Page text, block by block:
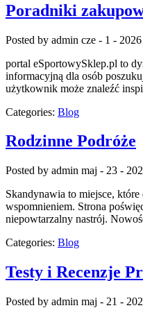
Poradniki
Posted by admin cze - 1 - 2026
portal eSportowySklep.pl to
informacyjną dla osób
użytkownik może znaleźć
Categories: Blog
Rodzinne Podróże
Posted by admin maj - 23 -
Skandynawia to miejsce,
wspomnieniem. Strona
niepowtarzalny nastrój.
Categories: Blog
Testy i Recenzje
Posted by admin maj - 21 -